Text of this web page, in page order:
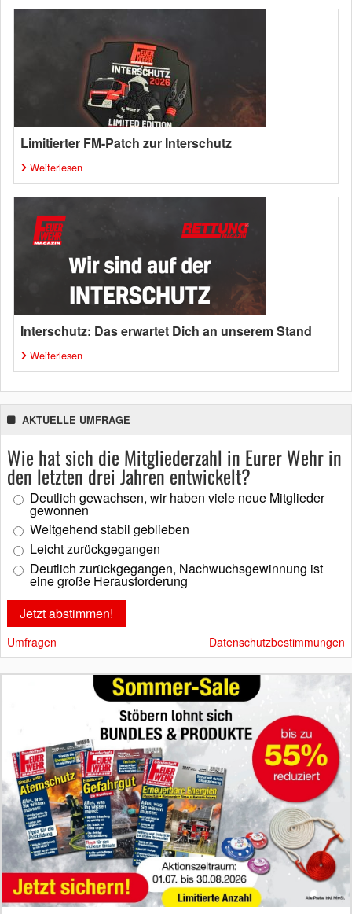
Limitierter FM-Patch zur Interschutz
Weiterlesen
Interschutz: Das erwartet Dich an unserem Stand
Weiterlesen
AKTUELLE UMFRAGE
Wie hat sich die Mitgliederzahl in Eurer Wehr in
den letzten drei Jahren entwickelt?
Deutlich gewachsen, wir haben viele neue Mitglieder
gewonnen
Weitgehend stabil geblieben
Leicht zurückgegangen
Deutlich zurückgegangen, Nachwuchsgewinnung ist
eine große Herausforderung
Umfragen Datenschutzbestimmungen